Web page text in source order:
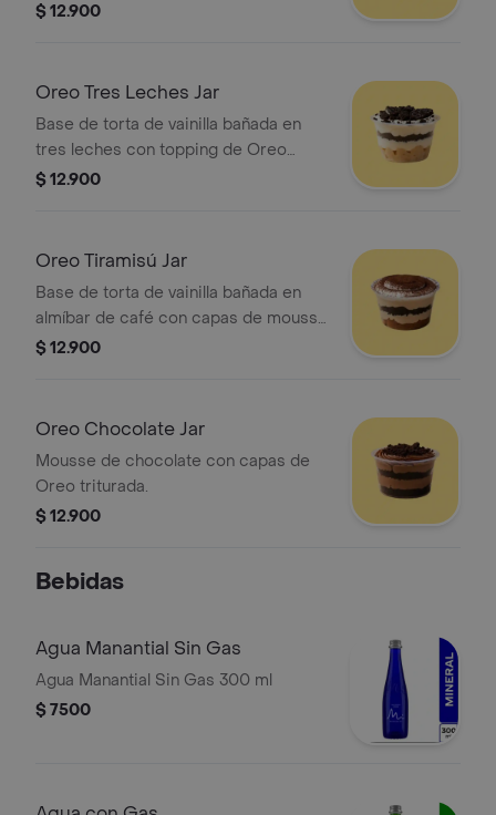
$ 12.900
Oreo Tres Leches Jar
Base de torta de vainilla bañada en
tres leches con topping de Oreo
triturada.
$ 12.900
Oreo Tiramisú Jar
Base de torta de vainilla bañada en
almíbar de café con capas de mousse
de tiramisú y Oreo.
$ 12.900
Oreo Chocolate Jar
Mousse de chocolate con capas de
Oreo triturada.
$ 12.900
Bebidas
Agua Manantial Sin Gas
Agua Manantial Sin Gas 300 ml
$ 7500